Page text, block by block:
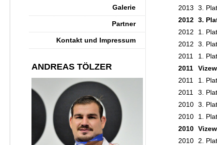
2013
3.
2012 3.
2012
1.
2012
3.
2011
1.
2011
2011
1.
2011
3.
2010 3.
2010
1.
2010
2010
2.
Galerie
Partner
Kontakt und Impressum
ANDREAS TÖLZER